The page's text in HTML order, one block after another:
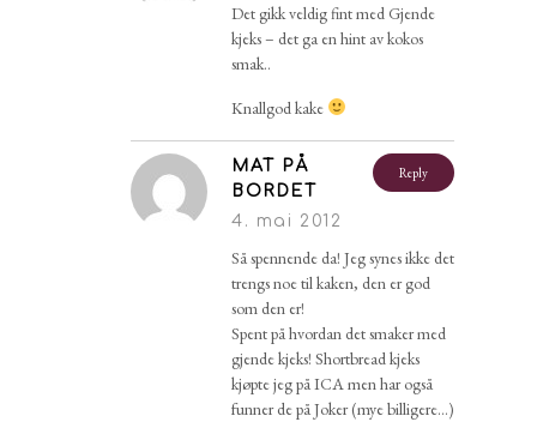
Det gikk veldig fint med Gjende
kjeks – det ga en hint av kokos
smak..
Knallgod kake
Reply
MAT PÅ
BORDET
4. mai 2012
Så spennende da! Jeg synes ikke det
trengs noe til kaken, den er god
som den er!
Spent på hvordan det smaker med
gjende kjeks! Shortbread kjeks
kjøpte jeg på ICA men har også
funner de på Joker (mye billigere…)